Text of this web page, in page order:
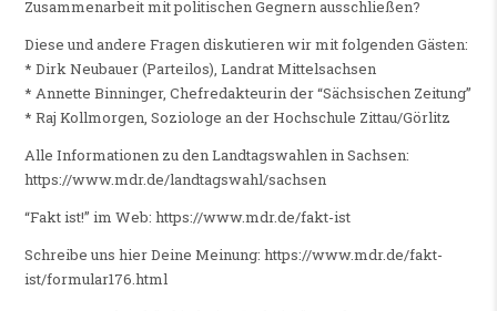
Zusammenarbeit mit politischen Gegnern ausschließen?
Diese und andere Fragen diskutieren wir mit folgenden Gästen:
* Dirk Neubauer (Parteilos), Landrat Mittelsachsen
* Annette Binninger, Chefredakteurin der “Sächsischen Zeitung”
* Raj Kollmorgen, Soziologe an der Hochschule Zittau/Görlitz
Alle Informationen zu den Landtagswahlen in Sachsen:
https://www.mdr.de/landtagswahl/sachsen
“Fakt ist!” im Web: https://www.mdr.de/fakt-ist
Schreibe uns hier Deine Meinung: https://www.mdr.de/fakt-
ist/formular176.html